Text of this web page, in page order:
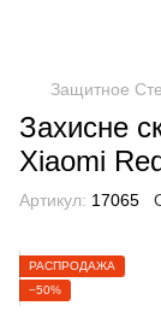
Защитное
Захисне
Xiaomi
Артикул: 17065
РАСПРОДАЖА
−50%